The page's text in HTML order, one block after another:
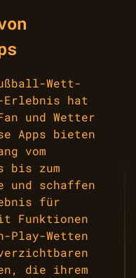
Wett-
Erlebnis hat
und Wetter
Apps bieten
vom
bis zum
und schaffen
für
Funktionen
Play-Wetten
die ihrem